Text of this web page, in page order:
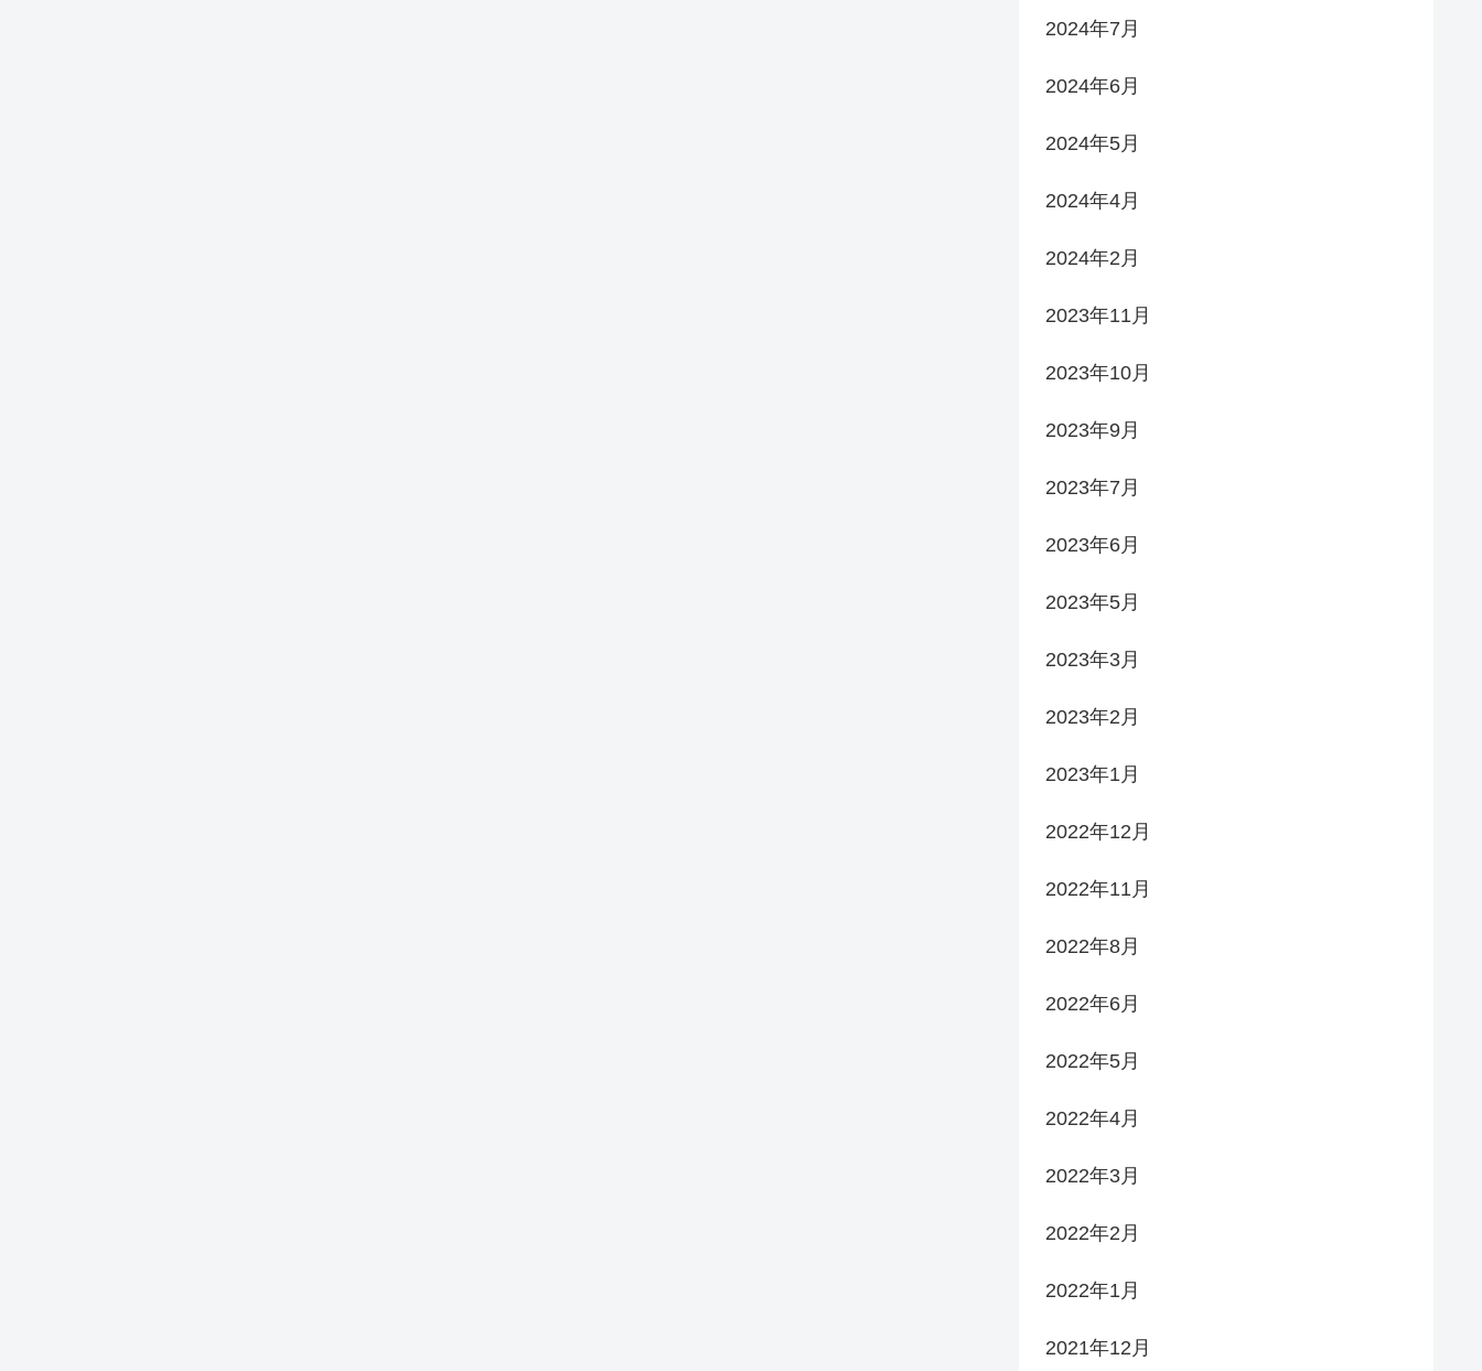
2024年7月
2024年6月
2024年5月
2024年4月
2024年2月
2023年11月
2023年10月
2023年9月
2023年7月
2023年6月
2023年5月
2023年3月
2023年2月
2023年1月
2022年12月
2022年11月
2022年8月
2022年6月
2022年5月
2022年4月
2022年3月
2022年2月
2022年1月
2021年12月